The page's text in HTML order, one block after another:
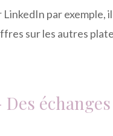
LinkedIn par exemple,
sur les autres
Des échanges